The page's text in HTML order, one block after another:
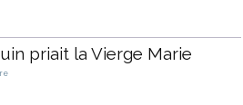
priait la Vierge Marie